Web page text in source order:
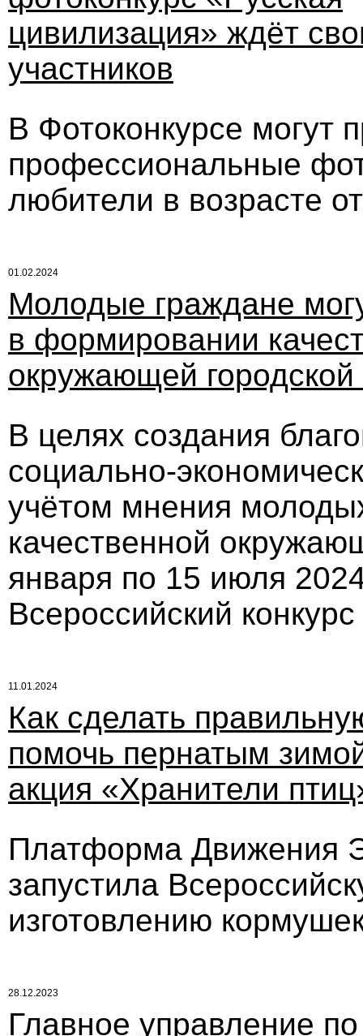
цивилизация» ждёт
участников
В Фотоконкурсе могут
профессиональные
любители в возрасте
01.02.2024
Молодые граждане
в формировании
окружающей
В целях создания
социально-
учётом мнения
качественной
января по 15 июля
Всероссийский
11.01.2024
Как сделать
помочь пернатым
акция «Хранители
Платформа Движения
запустила
изготовлению
28.12.2023
Главное управление